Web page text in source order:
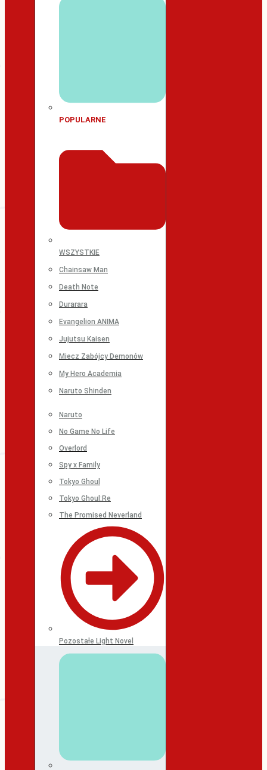
POPULARNE
WSZYSTKIE
Chainsaw Man
Death Note
Durarara
Evangelion ANIMA
Jujutsu Kaisen
Miecz Zabójcy Demonów
My Hero Academia
Naruto Shinden
Naruto
No Game No Life
Overlord
Spy x Family
Tokyo Ghoul
Tokyo Ghoul:Re
The Promised Neverland
Pozostałe Light Novel